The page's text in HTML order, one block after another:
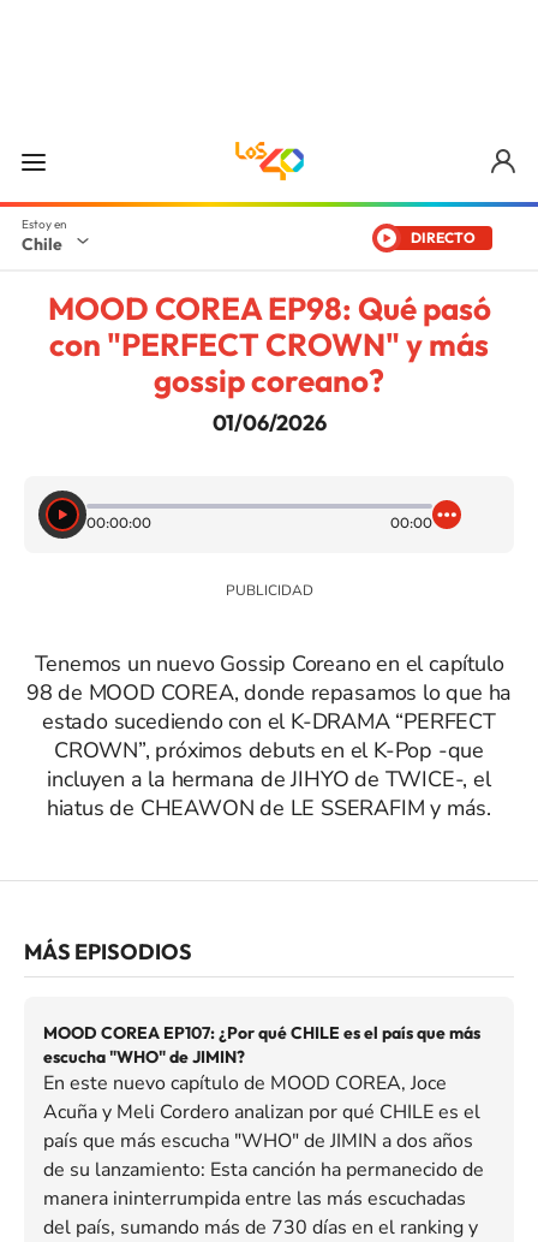
Chile DIRECTO
MOOD COREA EP98: Qué pasó
con "PERFECT CROWN" y más
gossip coreano?
01/06/2026
00:00:00 00:00
Tenemos un nuevo Gossip Coreano en el capítulo
98 de MOOD COREA, donde repasamos lo que ha
estado sucediendo con el K-DRAMA “PERFECT
CROWN”, próximos debuts en el K-Pop -que
incluyen a la hermana de JIHYO de TWICE-, el
hiatus de CHEAWON de LE SSERAFIM y más.
MÁS EPISODIOS
MOOD COREA EP107: ¿Por qué CHILE es el país que más
escucha "WHO" de JIMIN?
En este nuevo capítulo de MOOD COREA, Joce
Acuña y Meli Cordero analizan por qué CHILE es el
país que más escucha "WHO" de JIMIN a dos años
de su lanzamiento: Esta canción ha permanecido de
manera ininterrumpida entre las más escuchadas
del país, sumando más de 730 días en el ranking y